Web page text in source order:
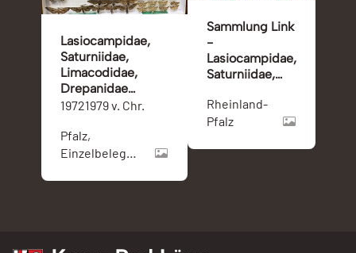
Lasiocampidae,
Saturniidae,
Limacodidae,
Drepanidae
(Sammlung Link
19721979 v. Chr.
Pfalz,
Einzelbelege
Sammlung Link
-
Lasiocampidae,
Saturniidae,
Drepanidae
Rheinland-
Pfalz